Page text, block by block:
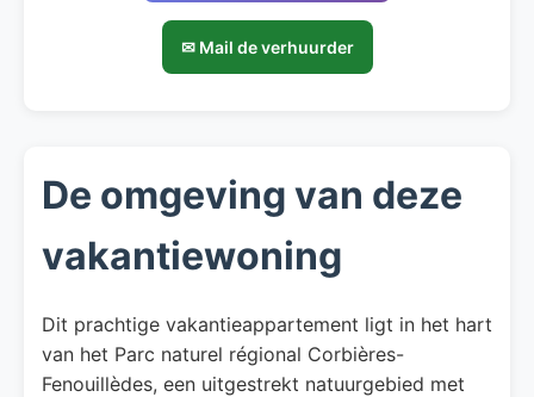
✉ Mail de verhuurder
De omgeving van deze
vakantiewoning
Dit prachtige vakantieappartement ligt in het hart
van het Parc naturel régional Corbières-
Fenouillèdes, een uitgestrekt natuurgebied met